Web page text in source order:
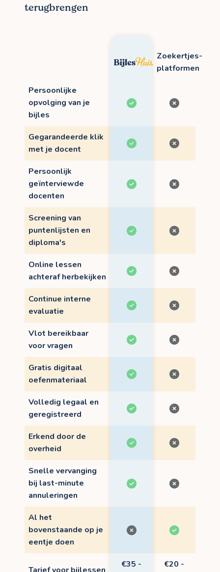
terugbrengen
Zoekertjes-
platformen
Persoonlijke
opvolging van je
bijles
Gegarandeerde klik
met je docent
Persoonlijk
geïnterviewde
docenten
Screening van
puntenlijsten en
diploma's
Online lessen
achteraf herbekijken
Continue interne
evaluatie
Vlot bereikbaar
voor vragen
Gratis digitaal
oefenmateriaal
Volledig legaal en
geregistreerd
Erkend door de
overheid
Snelle vervanging
bij last-minute
annuleringen
Al het
bovenstaande op je
eentje doen
€35 -
€20 -